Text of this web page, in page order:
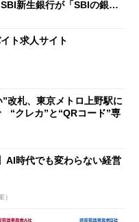
新生銀行が「SBIの銀
ト求人サイト
改札、東京メトロ上野駅に
クレカ”と“QRコード”専
AI時代でも変わらない経営
）